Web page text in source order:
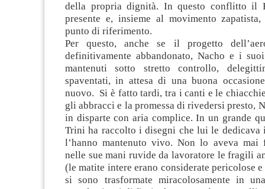
della propria dignità. In questo conflitto il
presente e, insieme al movimento
punto di riferimento.
Per questo, anche se il progetto
definitivamente abbandonato, Nacho e i
mantenuti sotto stretto controllo,
spaventati, in attesa di una buona
nuovo. Si è fatto tardi, tra i canti e le
gli abbracci e la promessa di rivedersi presto,
in disparte con aria complice. In un grande
Trini ha raccolto i disegni che lui le dedicava
l’hanno mantenuto vivo. Non lo aveva mai
nelle sue mani ruvide da lavoratore le fragili
(le matite intere erano considerate pericolose
si sono trasformate miracolosamente in